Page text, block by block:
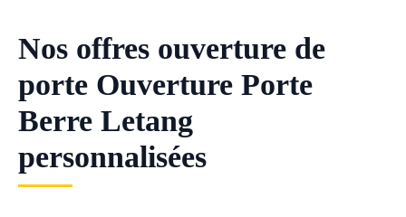
Nos offres ouverture de
porte Ouverture Porte
Berre Letang
personnalisées